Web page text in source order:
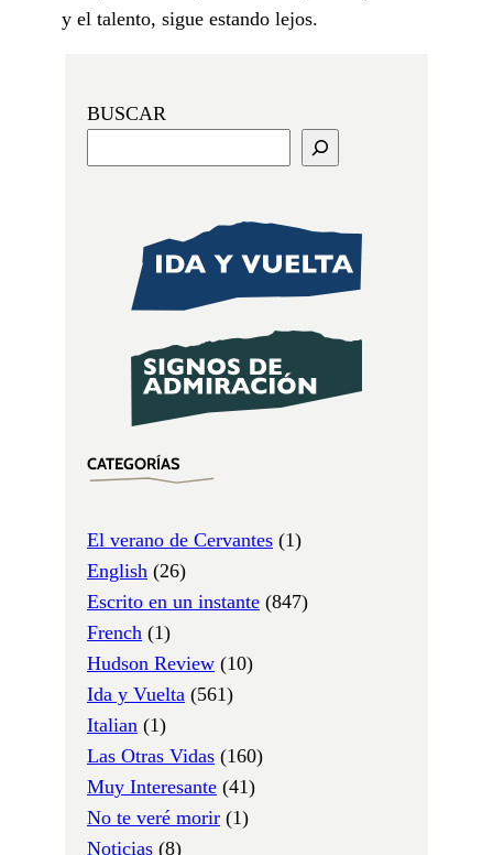
y el talento, sigue estando lejos.
BUSCAR
CATEGORÍAS
El verano de Cervantes (1)
English (26)
Escrito en un instante (847)
French (1)
Hudson Review (10)
Ida y Vuelta (561)
Italian (1)
Las Otras Vidas (160)
Muy Interesante (41)
No te veré morir (1)
Noticias (8)